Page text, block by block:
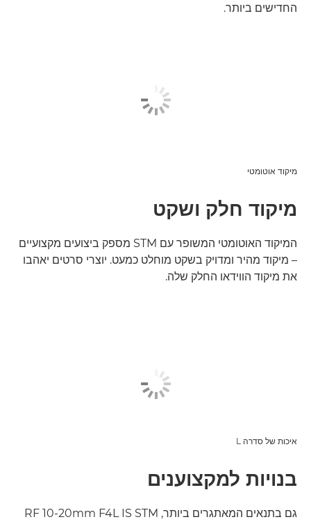
החדישים ביותר.
מיקוד אוטומטי
מיקוד חלק ושקט
המיקוד האוטומטי המשופר עם STM מספק ביצועים מקצועיים
– מיקוד מהיר ומדויק בשקט מוחלט כמעט. יוצרי סרטים יאהבו
את מיקוד הווידאו החלק שלה.
איכות של סדרה L
בנויות למקצוענים
גם בתנאים המאתגרים ביותר, RF 10-20mm F4L IS STM